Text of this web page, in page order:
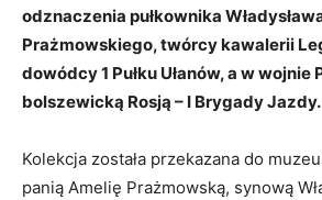
odznaczenia pułkownika
Prażmowskiego, twórcy kawalerii
dowódcy 1 Pułku Ułanów, a w wojnie
bolszewicką Rosją – I Brygady Jazdy.
Kolekcja została przekazana do
panią Amelię Prażmowską, synową